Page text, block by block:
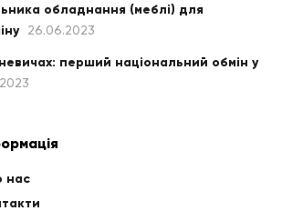
обладнання (меблі) для
26.06.2023
перший національний обмін у
нас